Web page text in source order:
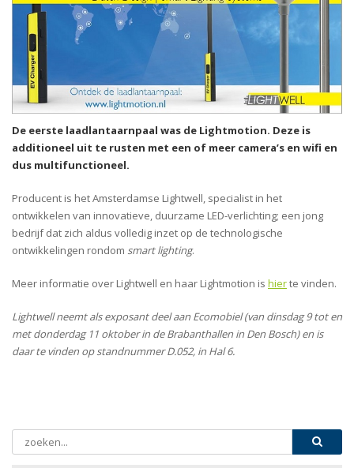
De eerste laadlantaarnpaal was de Lightmotion. Deze is
additioneel uit te rusten met een of meer camera’s en wifi en
dus multifunctioneel.
Producent is het Amsterdamse Lightwell, specialist in het
ontwikkelen van innovatieve, duurzame LED-verlichting; een jong
bedrijf dat zich aldus volledig inzet op de technologische
ontwikkelingen rondom smart lighting.
Meer informatie over Lightwell en haar Lightmotion is hierte vinden.
Lightwell neemt als exposant deel aan Ecomobiel (van dinsdag 9 tot en
met donderdag 11 oktober in de Brabanthallen in Den Bosch) en is
daar te vinden op standnummer D.052, in Hal 6.